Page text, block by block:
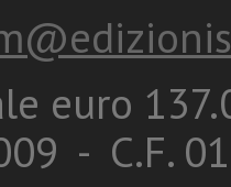
euro
- C.F.